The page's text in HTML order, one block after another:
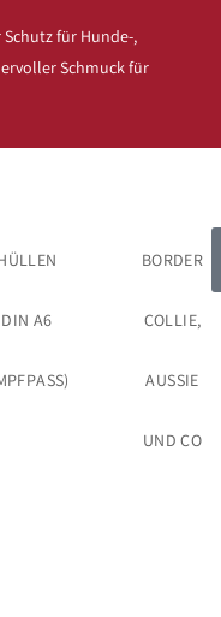
für Hunde-,
Schmuck für
DIN A6
BORDER
COLLIE,
AUSSIE
UND CO